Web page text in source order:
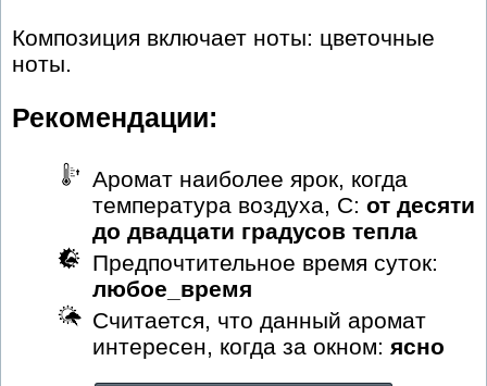
Композиция включает ноты: цветочные
ноты.
Рекомендации:
Аромат наиболее ярок, когда
температура воздуха, С: от десяти
до двадцати градусов тепла
Предпочтительное время суток:
любое_время
Считается, что данный аромат
интересен, когда за окном: ясно